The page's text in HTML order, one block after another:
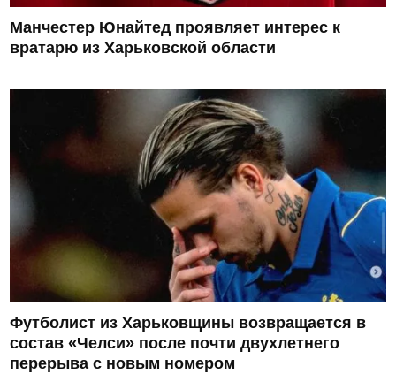
Манчестер Юнайтед проявляет интерес к
вратарю из Харьковской области
Футболист из Харьковщины возвращается в
состав «Челси» после почти двухлетнего
перерыва с новым номером